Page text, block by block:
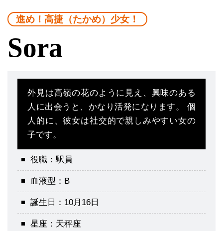
進め！高捷（たかめ）少女！
Sora
外見は高嶺の花のように見え、興味のある
人に出会うと、かなり活発になります。 個
人的に、彼女は社交的で親しみやすい女の
子です。
役職：駅員
血液型：B
誕生日：10月16日
星座：天秤座